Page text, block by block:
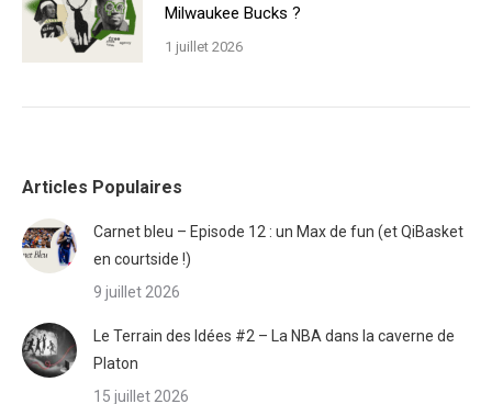
Milwaukee Bucks ?
1 juillet 2026
Articles Populaires
Carnet bleu – Episode 12 : un Max de fun (et QiBasket
en courtside !)
9 juillet 2026
Le Terrain des Idées #2 – La NBA dans la caverne de
Platon
15 juillet 2026